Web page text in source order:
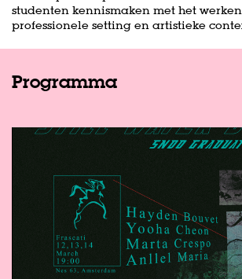
studenten kennismaken met het
professionele setting en artistieke
Programma